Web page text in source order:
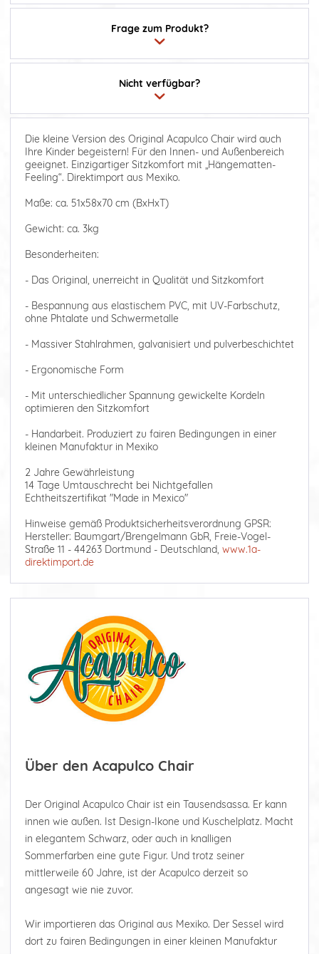
Frage zum Produkt?
Nicht verfügbar?
Die kleine Version des Original Acapulco Chair wird auch
Ihre Kinder begeistern! Für den Innen- und Außenbereich
geeignet. Einzigartiger Sitzkomfort mit „Hängematten-
Feeling“. Direktimport aus Mexiko.
Maße: ca. 51x58x70 cm (BxHxT)
Gewicht: ca. 3kg
Besonderheiten:
- Das Original, unerreicht in Qualität und Sitzkomfort
- Bespannung aus elastischem PVC, mit UV-Farbschutz,
ohne Phtalate und Schwermetalle
- Massiver Stahlrahmen, galvanisiert und pulverbeschichtet
- Ergonomische Form
- Mit unterschiedlicher Spannung gewickelte Kordeln
optimieren den Sitzkomfort
- Handarbeit. Produziert zu fairen Bedingungen in einer
kleinen Manufaktur in Mexiko
2 Jahre Gewährleistung
14 Tage Umtauschrecht bei Nichtgefallen
Echtheitszertifikat "Made in Mexico"
Hinweise gemäß Produktsicherheitsverordnung GPSR:
Hersteller: Baumgart/Brengelmann GbR, Freie-Vogel-
Straße 11 - 44263 Dortmund - Deutschland, www.1a-
direktimport.de
Über den Acapulco Chair
Der Original Acapulco Chair ist ein Tausendsassa. Er kann
innen wie außen. Ist Design-Ikone und Kuschelplatz. Macht
in elegantem Schwarz, oder auch in knalligen
Sommerfarben eine gute Figur. Und trotz seiner
mittlerweile 60 Jahre, ist der Acapulco derzeit so
angesagt wie nie zuvor.
Wir importieren das Original aus Mexiko. Der Sessel wird
dort zu fairen Bedingungen in einer kleinen Manufaktur